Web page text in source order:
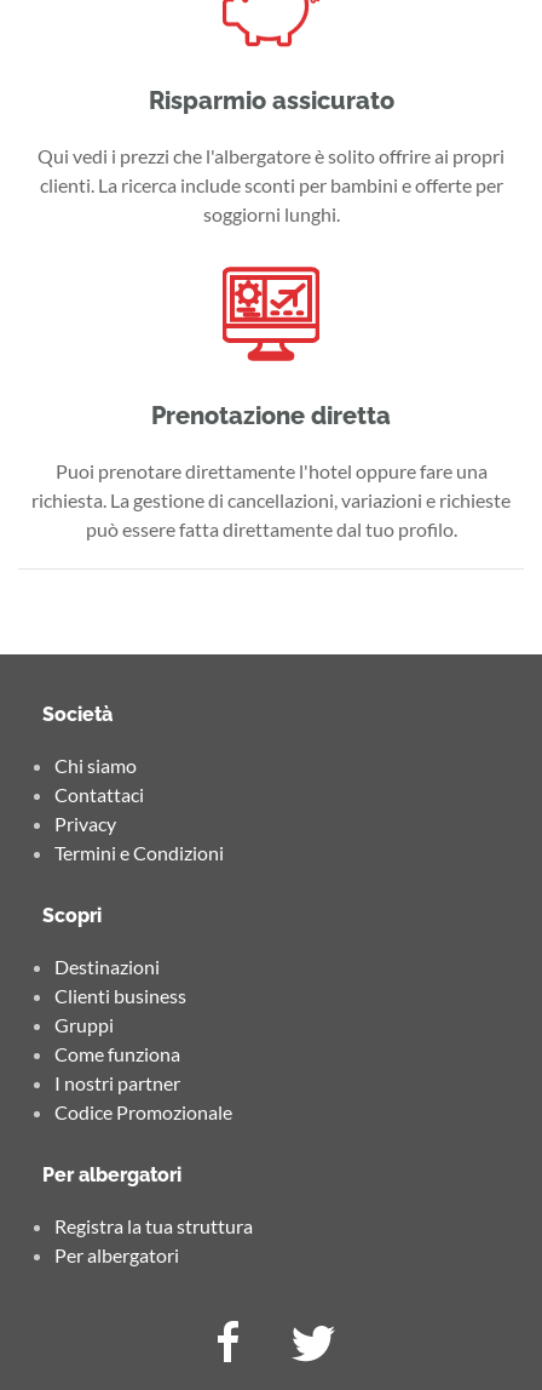
Risparmio assicurato
Qui vedi i prezzi che l'albergatore è solito offrire ai propri
clienti. La ricerca include sconti per bambini e offerte per
soggiorni lunghi.
Prenotazione diretta
Puoi prenotare direttamente l'hotel oppure fare una
richiesta. La gestione di cancellazioni, variazioni e richieste
può essere fatta direttamente dal tuo profilo.
Società
Chi siamo
Contattaci
Privacy
Termini e Condizioni
Scopri
Destinazioni
Clienti business
Gruppi
Come funziona
I nostri partner
Codice Promozionale
Per albergatori
Registra la tua struttura
Per albergatori